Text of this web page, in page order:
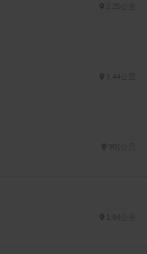
2.25公里
1.44公里
1.64公里